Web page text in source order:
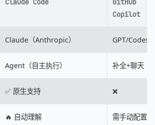
Copilot
Claude（Anthropic） GPT/
Agent（自主执行） 补全+聊天
✅ 原生支持 ❌
🔥 自动理解 需手动配置